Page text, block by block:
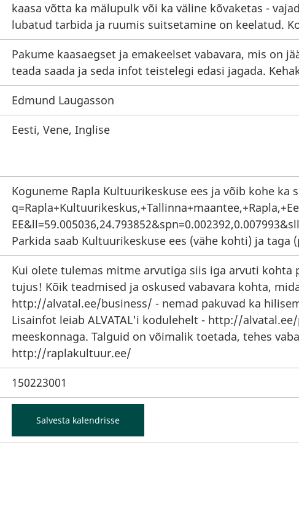
kaasa võtta ka mälupulk või ka väline kõvaketas -
lubatud tarbida ja ruumis suitsetamine on keelatud.
Pakume kaasaegset ja emakeelset vabavara, mis on
teada saada ja seda infot teistelegi edasi jagada.
Edmund Laugasson
Eesti, Vene, Inglise
Koguneme Rapla Kultuurikeskuse ees ja võib kohe
Parkida saab Kultuurikeskuse ees (vähe kohti) ja
Kui olete tulemas mitme arvutiga siis iga arvuti
tujus! Kõik teadmised ja oskused vabavara kohta,
http://alvatal.ee/business/ - nemad pakuvad ka
Lisainfot leiab ALVATAL'i kodulehelt - http://alvatal.ee/
meeskonnaga. Talguid on võimalik toetada, tehes
http://raplakultuur.ee/
150223001
Salvesta kalendrisse